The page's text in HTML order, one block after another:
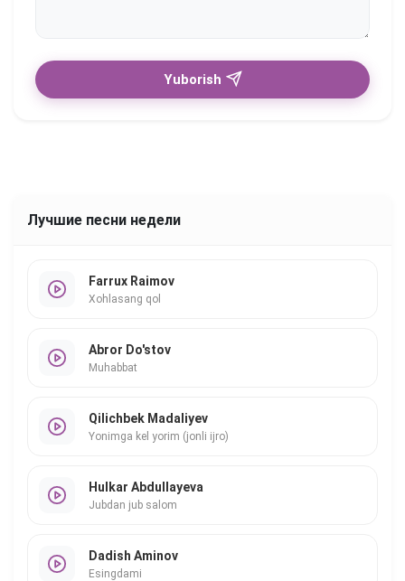
Yuborish
Лучшие песни недели
Farrux Raimov
Xohlasang qol
Abror Do'stov
Muhabbat
Qilichbek Madaliyev
Yonimga kel yorim (jonli ijro)
Hulkar Abdullayeva
Jubdan jub salom
Dadish Aminov
Esingdami